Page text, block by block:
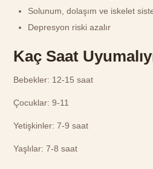
Solunum, dolaşım ve iskelet
Depresyon riski azalır
Kaç Saat
Bebekler: 12-15 saat
Çocuklar: 9-11
Yetişkinler: 7-9 saat
Yaşlılar: 7-8 saat